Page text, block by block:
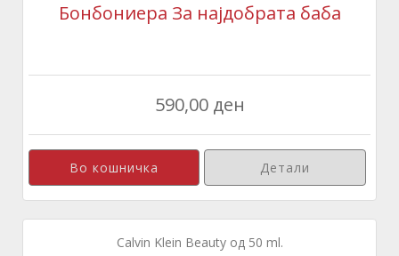
Бонбониера За најдобрата баба
590,00 ден
Детали
Calvin Klein Beauty oд 50 ml.